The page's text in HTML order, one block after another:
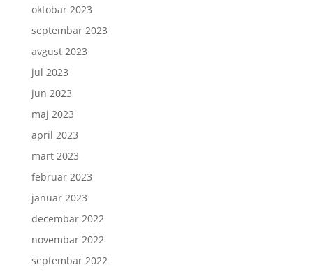
oktobar 2023
septembar 2023
avgust 2023
jul 2023
jun 2023
maj 2023
april 2023
mart 2023
februar 2023
januar 2023
decembar 2022
novembar 2022
septembar 2022